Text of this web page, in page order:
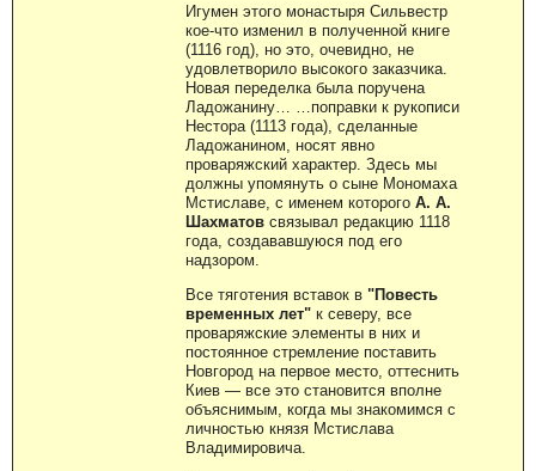
Игумен этого монастыря Сильвестр
кое-что изменил в полученной книге
(1116 год), но это, очевидно, не
удовлетворило высокого заказчика.
Новая переделка была поручена
Ладожанину… …поправки к рукописи
Нестора (1113 года), сделанные
Ладожанином, носят явно
проваряжский характер. Здесь мы
должны упомянуть о сыне Мономаха
Мстиславе, с именем которого А. А.
Шахматов связывал редакцию 1118
года, создававшуюся под его
надзором.
Все тяготения вставок в "Повесть
временных лет" к северу, все
проваряжские элементы в них и
постоянное стремление поставить
Новгород на первое место, оттеснить
Киев — все это становится вполне
объяснимым, когда мы знакомимся с
личностью князя Мстислава
Владимировича.